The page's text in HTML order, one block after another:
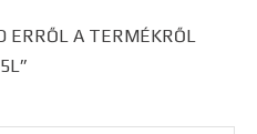
ERRŐL A TERMÉKRŐL